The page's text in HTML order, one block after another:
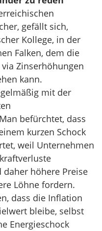
gefällt sich,
Kollege, in der
Falken, dem die
Zinserhöhungen
kann.
mit der
befürchtet, dass
kurzen Schock
weil Unternehmen
höhere Preise
Löhne fordern.
dass die Inflation
bleibe, selbst
Energieschock